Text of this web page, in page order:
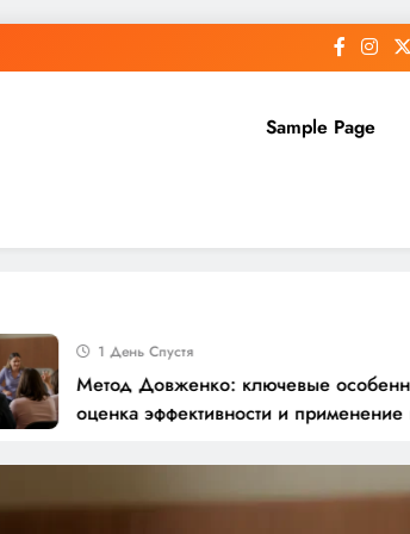
Sample Page
1 День Спустя
Метод Довженко: ключевые особенности,
оценка эффективности и применение в